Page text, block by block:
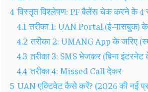
4 विस्तृत विश्लेषण: PF बैलेंस चेक करने के
4.1 तरीका 1: UAN Portal (ई-पासबुक)
4.2 तरीका 2: UMANG App के जरिए
4.3 तरीका 3: SMS भेजकर (बिना इंटरनेट
4.4 तरीका 4: Missed Call देकर
5 UAN एक्टिवेट कैसे करें? (2026 की नई